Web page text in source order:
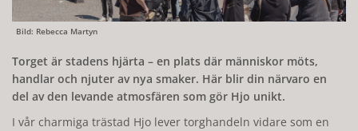
Bild: Rebecca Martyn
Torget är stadens hjärta – en plats där människor möts,
handlar och njuter av nya smaker. Här blir din närvaro en
del av den levande atmosfären som gör Hjo unikt.
I vår charmiga trästad Hjo lever torghandeln vidare som en